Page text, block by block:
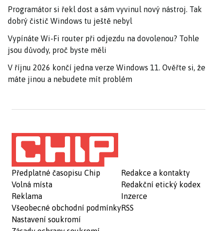
Programátor si řekl dost a sám vyvinul nový nástroj. Tak
dobrý čistič Windows tu ještě nebyl
Vypínáte Wi-Fi router při odjezdu na dovolenou? Tohle
jsou důvody, proč byste měli
V říjnu 2026 končí jedna verze Windows 11. Ověřte si, že
máte jinou a nebudete mít problém
Předplatné časopisu Chip
Volná místa
Reklama
Všeobecné obchodní podmínky
Nastavení soukromí
Redakce a kontakty
Redakční etický kodex
Inzerce
RSS